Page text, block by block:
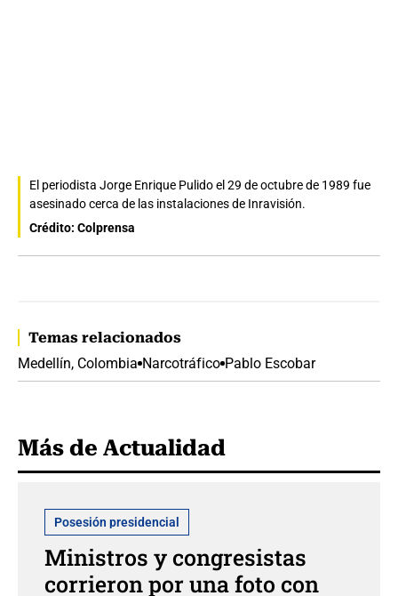
El periodista Jorge Enrique Pulido el 29 de octubre de 1989 fue
asesinado cerca de las instalaciones de Inravisión.
Crédito: Colprensa
Temas relacionados
Medellín, Colombia Narcotráfico Pablo Escobar
Más de Actualidad
Posesión presidencial
Ministros y congresistas
corrieron por una foto con